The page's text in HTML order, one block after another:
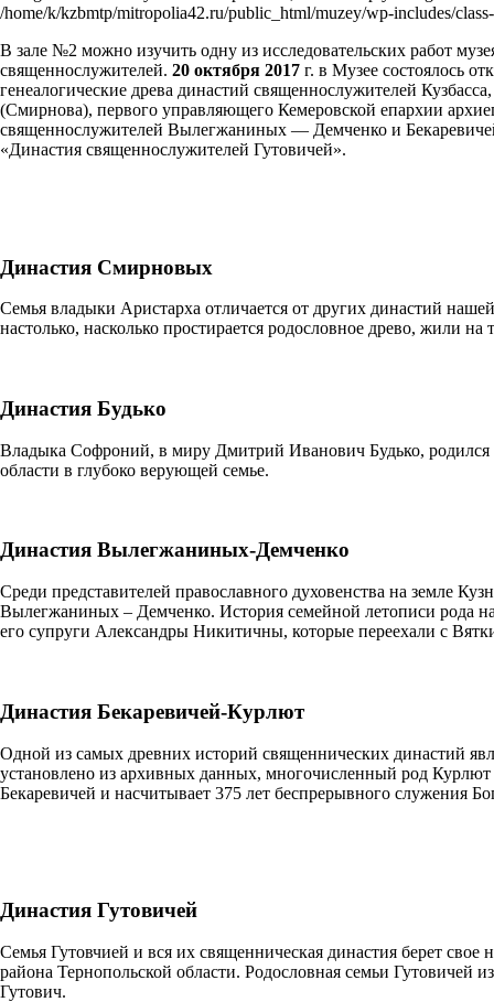
/home/k/kzbmtp/mitropolia42.ru/public_html/muzey/wp-includes/
В зале №2 можно изучить одну из исследовательских работ
священнослужителей. 20 октября 2017 г. в Музее состоялось
генеалогические древа династий священнослужителей
(Смирнова), первого управляющего Кемеровской епархии
священнослужителей Вылегжаниных — Демченко и
«Династия священнослужителей Гутовичей».
Династия Смирновых
Семья владыки Аристарха отличается от других династий
настолько, насколько простирается родословное древо, жили
Династия Будько
Владыка Софроний, в миру Дмитрий Иванович Будько, родился
области в глубоко верующей семье.
Династия Вылегжаниных-Демченко
Среди представителей православного духовенства на земле
Вылегжаниных – Демченко. История семейной летописи рода
его супруги Александры Никитичны, которые переехали с
Династия Бекаревичей-Курлют
Одной из самых древних историй священнических династий
установлено из архивных данных, многочисленный род Курлют
Бекаревичей и насчитывает 375 лет беспрерывного служения
Династия Гутовичей
Семья Гутовчией и вся их священническая династия берет
района Тернопольской области. Родословная семьи Гутовичей
Гутович.